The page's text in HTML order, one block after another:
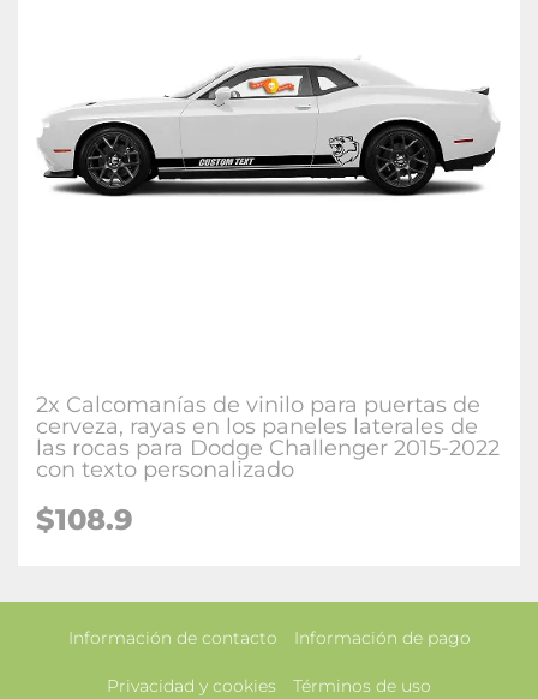
2x Calcomanías de vinilo para puertas de
cerveza, rayas en los paneles laterales de
las rocas para Dodge Challenger 2015-2022
con texto personalizado
$108.9
Información de contacto Información de pago
Privacidad y cookies Términos de uso